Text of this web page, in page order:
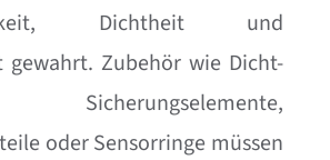
Dichtheit und
gewahrt. Zubehör wie Dicht-
oder Sensorringe müssen